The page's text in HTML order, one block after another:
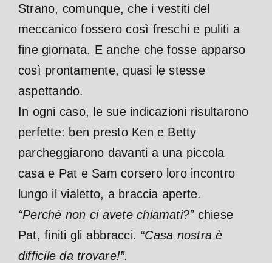
Strano, comunque, che i vestiti del
meccanico fossero così freschi e puliti a
fine giornata. E anche che fosse apparso
così prontamente, quasi le stesse
aspettando.
In ogni caso, le sue indicazioni risultarono
perfette: ben presto Ken e Betty
parcheggiarono davanti a una piccola
casa e Pat e Sam corsero loro incontro
lungo il vialetto, a braccia aperte.
“Perché non ci avete chiamati?”chiese
Pat, finiti gli abbracci. “Casa nostra è
difficile da trovare!”.